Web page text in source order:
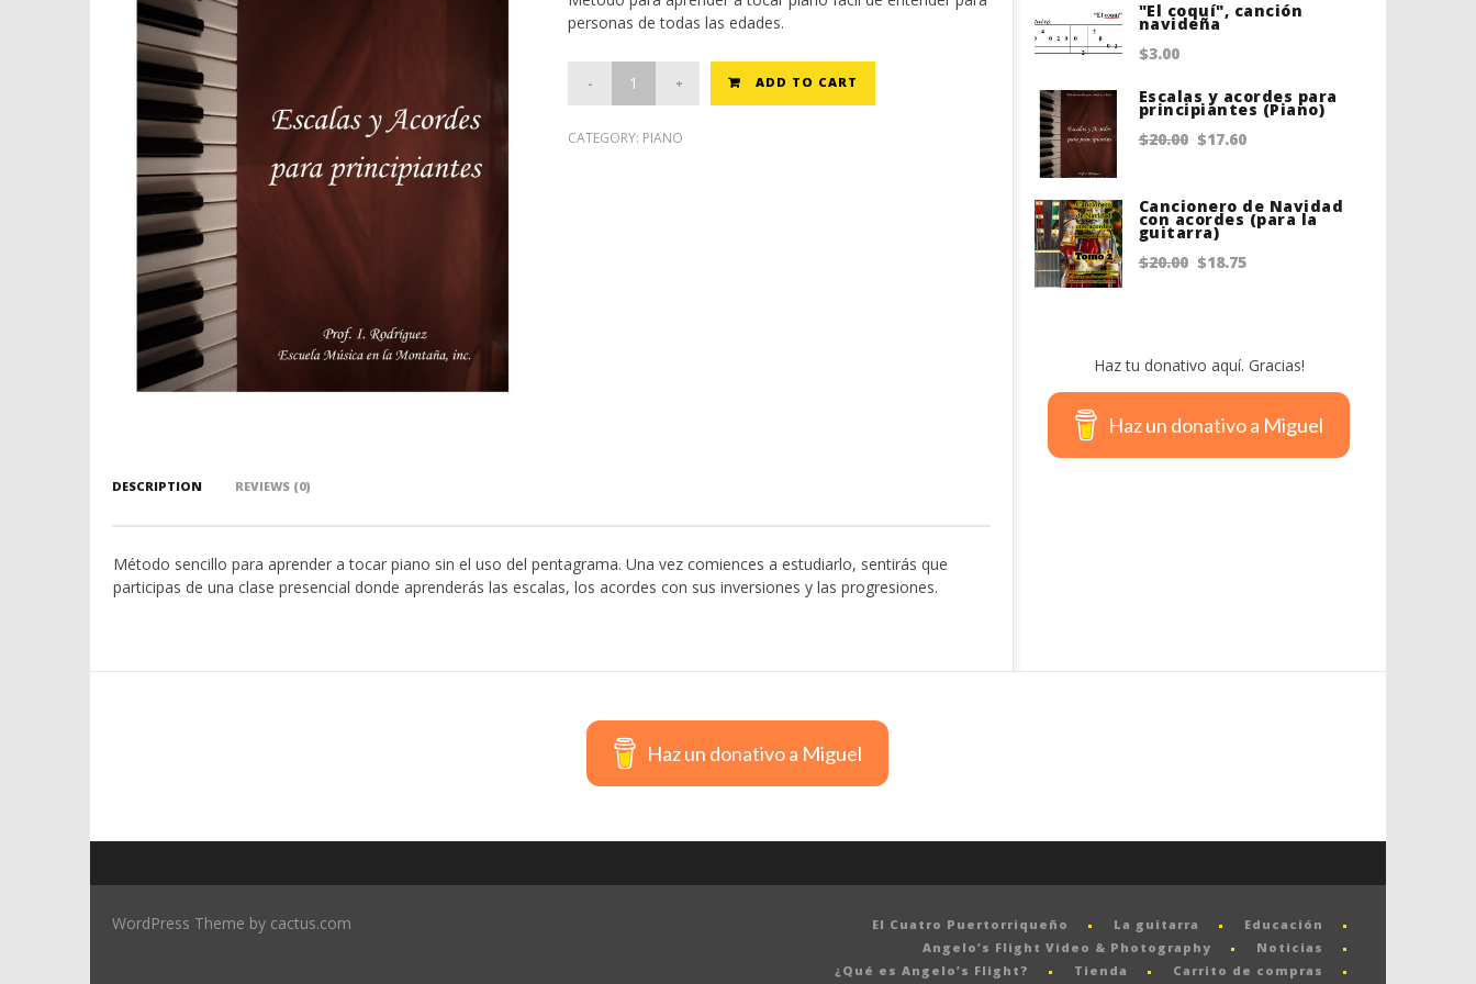
was:
$20.00.
is:
$17.60.
personas de todas las edades.
ADD TO CART
CATEGORY: PIANO
DESCRIPTION REVIEWS (0)
Método sencillo para aprender a tocar piano sin el uso del pentagrama. Una vez comiences a estudiarlo, sentirás que
participas de una clase presencial donde aprenderás las escalas, los acordes con sus inversiones y las progresiones.
"El coquí", canción
navideña
$3.00
Escalas y acordes para
principiantes (Piano)
$20.00 Original
was:
$20.00.
$17.60
is:
$17.60.
Cancionero de Navidad
con acordes (para la
guitarra)
$20.00 Original
$20.00.
$18.75
$18.75.
Haz tu donativo aquí. Gracias!
Haz un donativo a Miguel
Haz un donativo a Miguel
WordPress Theme by cactus.com El Cuatro Puertorriqueño La guitarra
Educación
Angelo’s Flight Video & Photography
Noticias
¿Qué es Angelo’s Flight?
Tienda Carrito de compras